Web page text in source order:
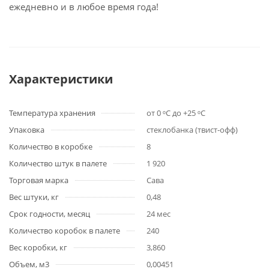
ежедневно и в любое время года!
Характеристики
Температура хранения
от 0 ᵒС до +25 ᵒС
Упаковка
стеклобанка (твист-офф)
Количество в коробке
8
Количество штук в палете
1 920
Торговая марка
Сава
Вес штуки, кг
0,48
Срок годности, месяц
24 мес
Количество коробок в палете
240
Вес коробки, кг
3,860
Объем, м3
0,00451